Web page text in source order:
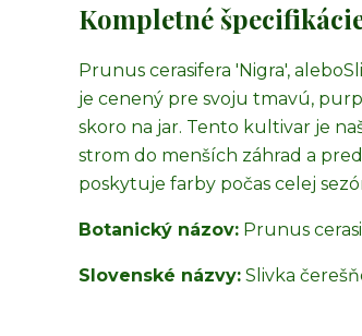
Kompletné
Prunus cerasifera 'Nigra', alebo
je cenený pre svoju tmavú,
skoro na jar. Tento kultivar je
strom do menších záhrad a
poskytuje farby počas celej
Botanický názov: Prunus
Slovenské názvy: Slivka